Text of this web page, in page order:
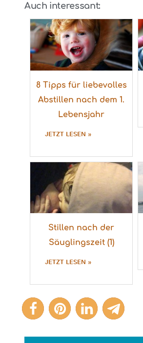
Auch interessant:
8 Tipps für liebevolles
Abstillen nach dem 1.
Lebensjahr
JETZT LESEN »
Stillen nach der
Säuglingszeit (1)
JETZT LESEN »